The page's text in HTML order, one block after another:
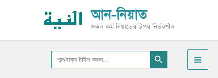
আন-নিয়াত
সকল কর্ম নিয়াতের উপর নির্ভরশীল
Search
for:
Search Button
ই